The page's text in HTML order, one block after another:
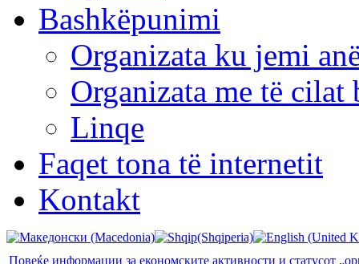
Bashkëpunimi
Organizata ku jemi
Organizata me të cilat
Linqe
Faqet tona të internetit
Kontakt
Повеќе информации за економските активности и статусот